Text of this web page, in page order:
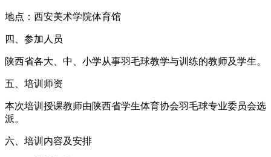
地点：西安美术学院体育馆
四、参加人员
陕西省各大、中、小学从事羽毛球教学与训练的教师及学生。
五、培训师资
本次培训授课教师由陕西省学生体育协会羽毛球专业委员会选
派。
六、培训内容及安排